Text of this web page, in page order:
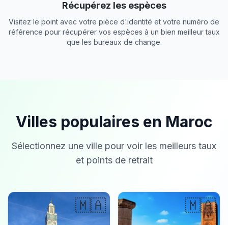
Récupérez les espèces
Visitez le point avec votre pièce d'identité et votre numéro de
référence pour récupérer vos espèces à un bien meilleur taux
que les bureaux de change.
Villes populaires en Maroc
Sélectionnez une ville pour voir les meilleurs taux
et points de retrait
🇲🇦 🇲🇦